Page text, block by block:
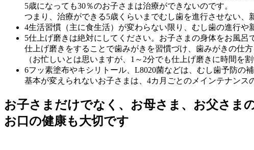
5歳になっても30％のお子さまは治療ができないのです。
つまり、治療ができる5歳くらいまでむし歯を進行させない、
4生活習慣（主に食生活）が変わらない限り、むし歯の進行や
5仕上げ磨きは絶対にしてください。お子さまの身体をお風呂
仕上げ磨きをすることで歯みがきを習慣づけ、歯みがきの仕
（お忙しいとは思いますが、1～2分でも仕上げ磨きに時間を
6フッ素塗布やキシリトール、L8020菌などは、むし歯予防の
基本が変えられないお子さまは、4カ月ごとのメインテナンス
お子さまだけでなく、お母さま、お父さま
お口の健康も大切です